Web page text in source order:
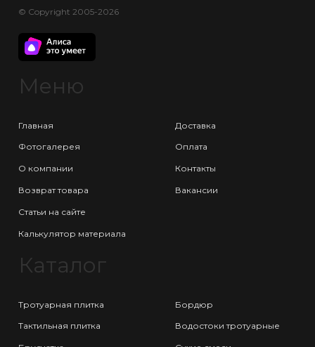
© Copyright 2005-2026
Меню
Главная
Фотогалерея
О компании
Возврат товара
Статьи на сайте
Калькулятор материала
Доставка
Оплата
Контакты
Вакансии
Каталог
Тротуарная плитка
Тактильная плитка
Бордюр
Водостоки тротуарные